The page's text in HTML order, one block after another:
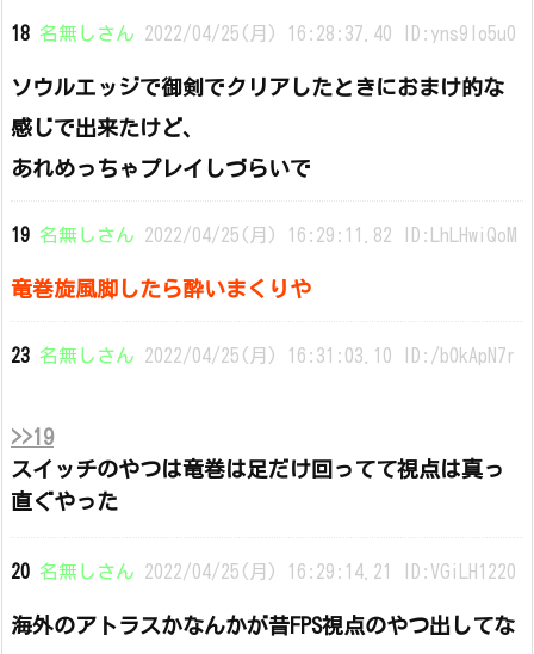
18 名無しさん 2022/04/25(月) 16:28:37.40 ID:yns9Io5u0
ソウルエッジで御剣でクリアしたときにおまけ的な
感じで出来たけど、
あれめっちゃプレイしづらいで
19 名無しさん 2022/04/25(月) 16:29:11.82 ID:LhLHwiQoM
竜巻旋風脚したら酔いまくりや
23 名無しさん 2022/04/25(月) 16:31:03.10 ID:/b0kApN7r
>>19
スイッチのやつは竜巻は足だけ回ってて視点は真っ
直ぐやった
20 名無しさん 2022/04/25(月) 16:29:14.21 ID:VGiLH1220
海外のアトラスかなんかが昔FPS視点のやつ出してな